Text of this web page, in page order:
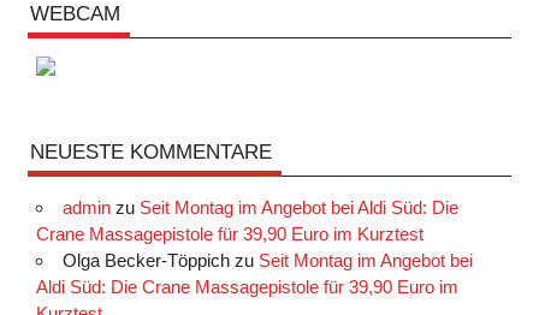
WEBCAM
NEUESTE KOMMENTARE
adminzu Seit Montag im Angebot bei Aldi Süd: Die
Crane Massagepistole für 39,90 Euro im Kurztest
Olga Becker-Töppichzu Seit Montag im Angebot bei
Aldi Süd: Die Crane Massagepistole für 39,90 Euro im